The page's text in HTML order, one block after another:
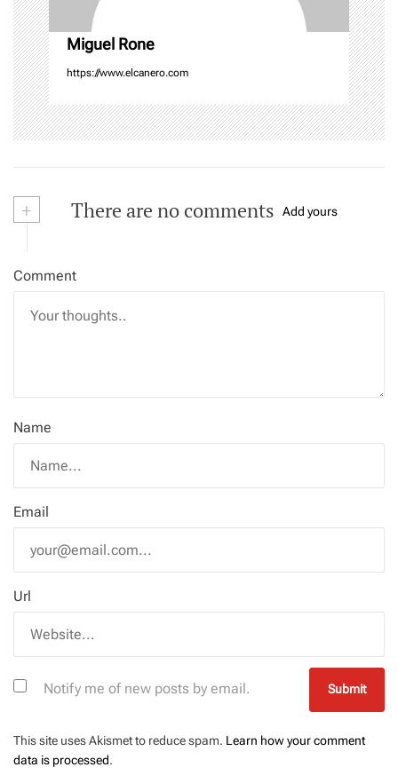
o
n
Miguel Rone
https://www.elcanero.com
+ There are no comments Add yours
Comment
Name
Email
Url
Notify me of new posts by email.
This site uses Akismet to reduce spam. Learn how your comment
data is processed.